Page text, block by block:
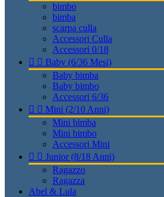
bimbo
bimba
scarpa culla
Accessori Culla
Accessori 0/18
  Baby (6/36 Mesi)
Baby bimba
Baby bimbo
Accessori 6/36
  Mini (2/10 Anni)
Mini bimba
Mini bimbo
Accessori Mini
  Junior (8/18 Anni)
Ragazzo
Ragazza
Abel & Lula